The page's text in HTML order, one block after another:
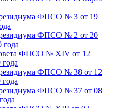
ФПСО № 3 от 19
ФПСО № 2 от 20
года
ФПСО № XIV от 12
года
ФПСО № 38 от 12
года
ФПСО № 37 от 08